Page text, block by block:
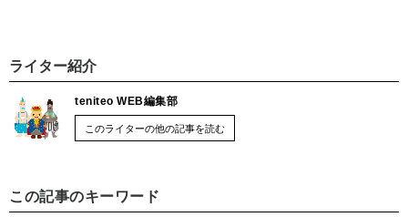
ライター紹介
teniteo WEB編集部
このライターの他の記事を読む
この記事のキーワード